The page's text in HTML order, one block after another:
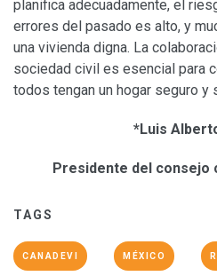
planifica adecuadamente, el
errores del pasado es alto, y
una vivienda digna. La
sociedad civil es esencial para
todos tengan un hogar seguro y
*Luis
Presidente del consejo
TAGS
CANADEVI MÉXICO